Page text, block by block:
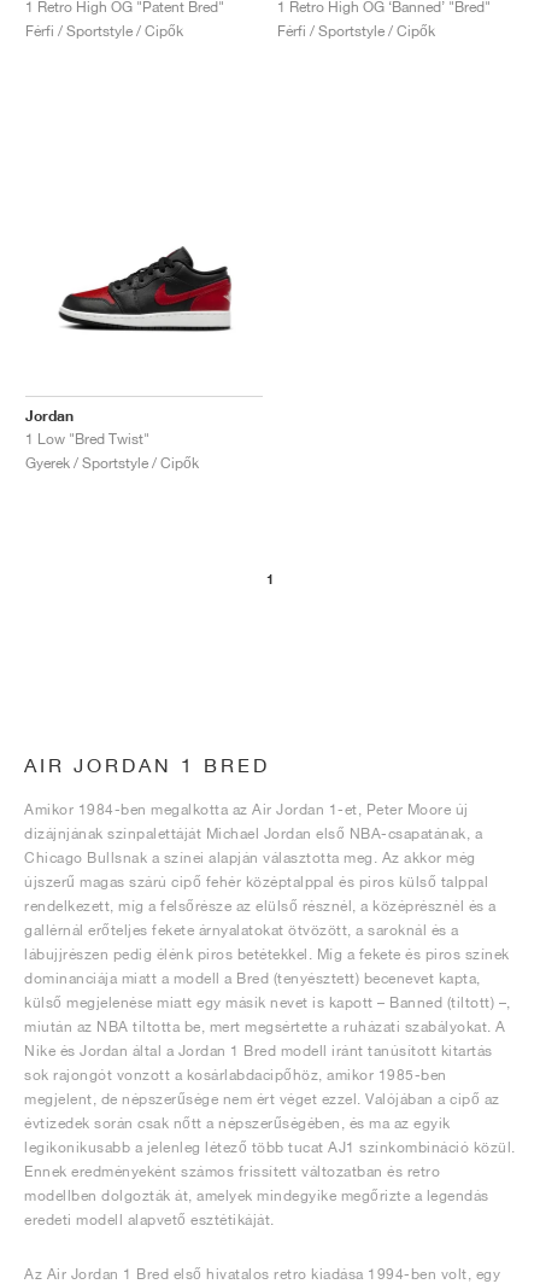
1 Retro High OG "Patent Bred"
Férfi / Sportstyle / Cipők
1 Retro High OG ‘Banned’ "Bred"
Férfi / Sportstyle / Cipők
Jordan
1 Low "Bred Twist"
Gyerek / Sportstyle / Cipők
1
AIR JORDAN 1 BRED
Amikor 1984-ben megalkotta az Air Jordan 1-et, Peter Moore új
dizájnjának színpalettáját Michael Jordan első NBA-csapatának, a
Chicago Bullsnak a színei alapján választotta meg. Az akkor még
újszerű magas szárú cipő fehér középtalppal és piros külső talppal
rendelkezett, míg a felsőrésze az elülső résznél, a középrésznél és a
gallérnál erőteljes fekete árnyalatokat ötvözött, a saroknál és a
lábujjrészen pedig élénk piros betétekkel. Míg a fekete és piros színek
dominanciája miatt a modell a Bred (tenyésztett) becenevet kapta,
külső megjelenése miatt egy másik nevet is kapott – Banned (tiltott) –,
miután az NBA tiltotta be, mert megsértette a ruházati szabályokat. A
Nike és Jordan által a Jordan 1 Bred modell iránt tanúsított kitartás
sok rajongót vonzott a kosárlabdacipőhöz, amikor 1985-ben
megjelent, de népszerűsége nem ért véget ezzel. Valójában a cipő az
évtizedek során csak nőtt a népszerűségében, és ma az egyik
legikonikusabb a jelenleg létező több tucat AJ1 színkombináció közül.
Ennek eredményeként számos frissített változatban és retro
modellben dolgozták át, amelyek mindegyike megőrizte a legendás
eredeti modell alapvető esztétikáját.
Az Air Jordan 1 Bred első hivatalos retro kiadása 1994-ben volt, egy